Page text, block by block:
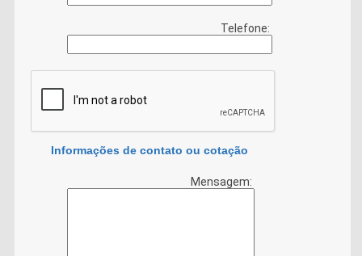
Telefone:
Informações de contato ou cotação
Mensagem: